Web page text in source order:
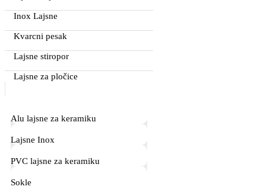
Inox Lajsne
Kvarcni pesak
Lajsne stiropor
Lajsne za pločice
Alu lajsne za keramiku
Lajsne Inox
PVC lajsne za keramiku
Sokle